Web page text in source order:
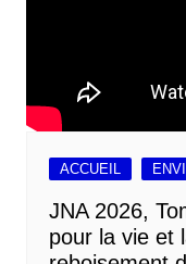
ACCUEIL
JNA 2026,
pour la vie et